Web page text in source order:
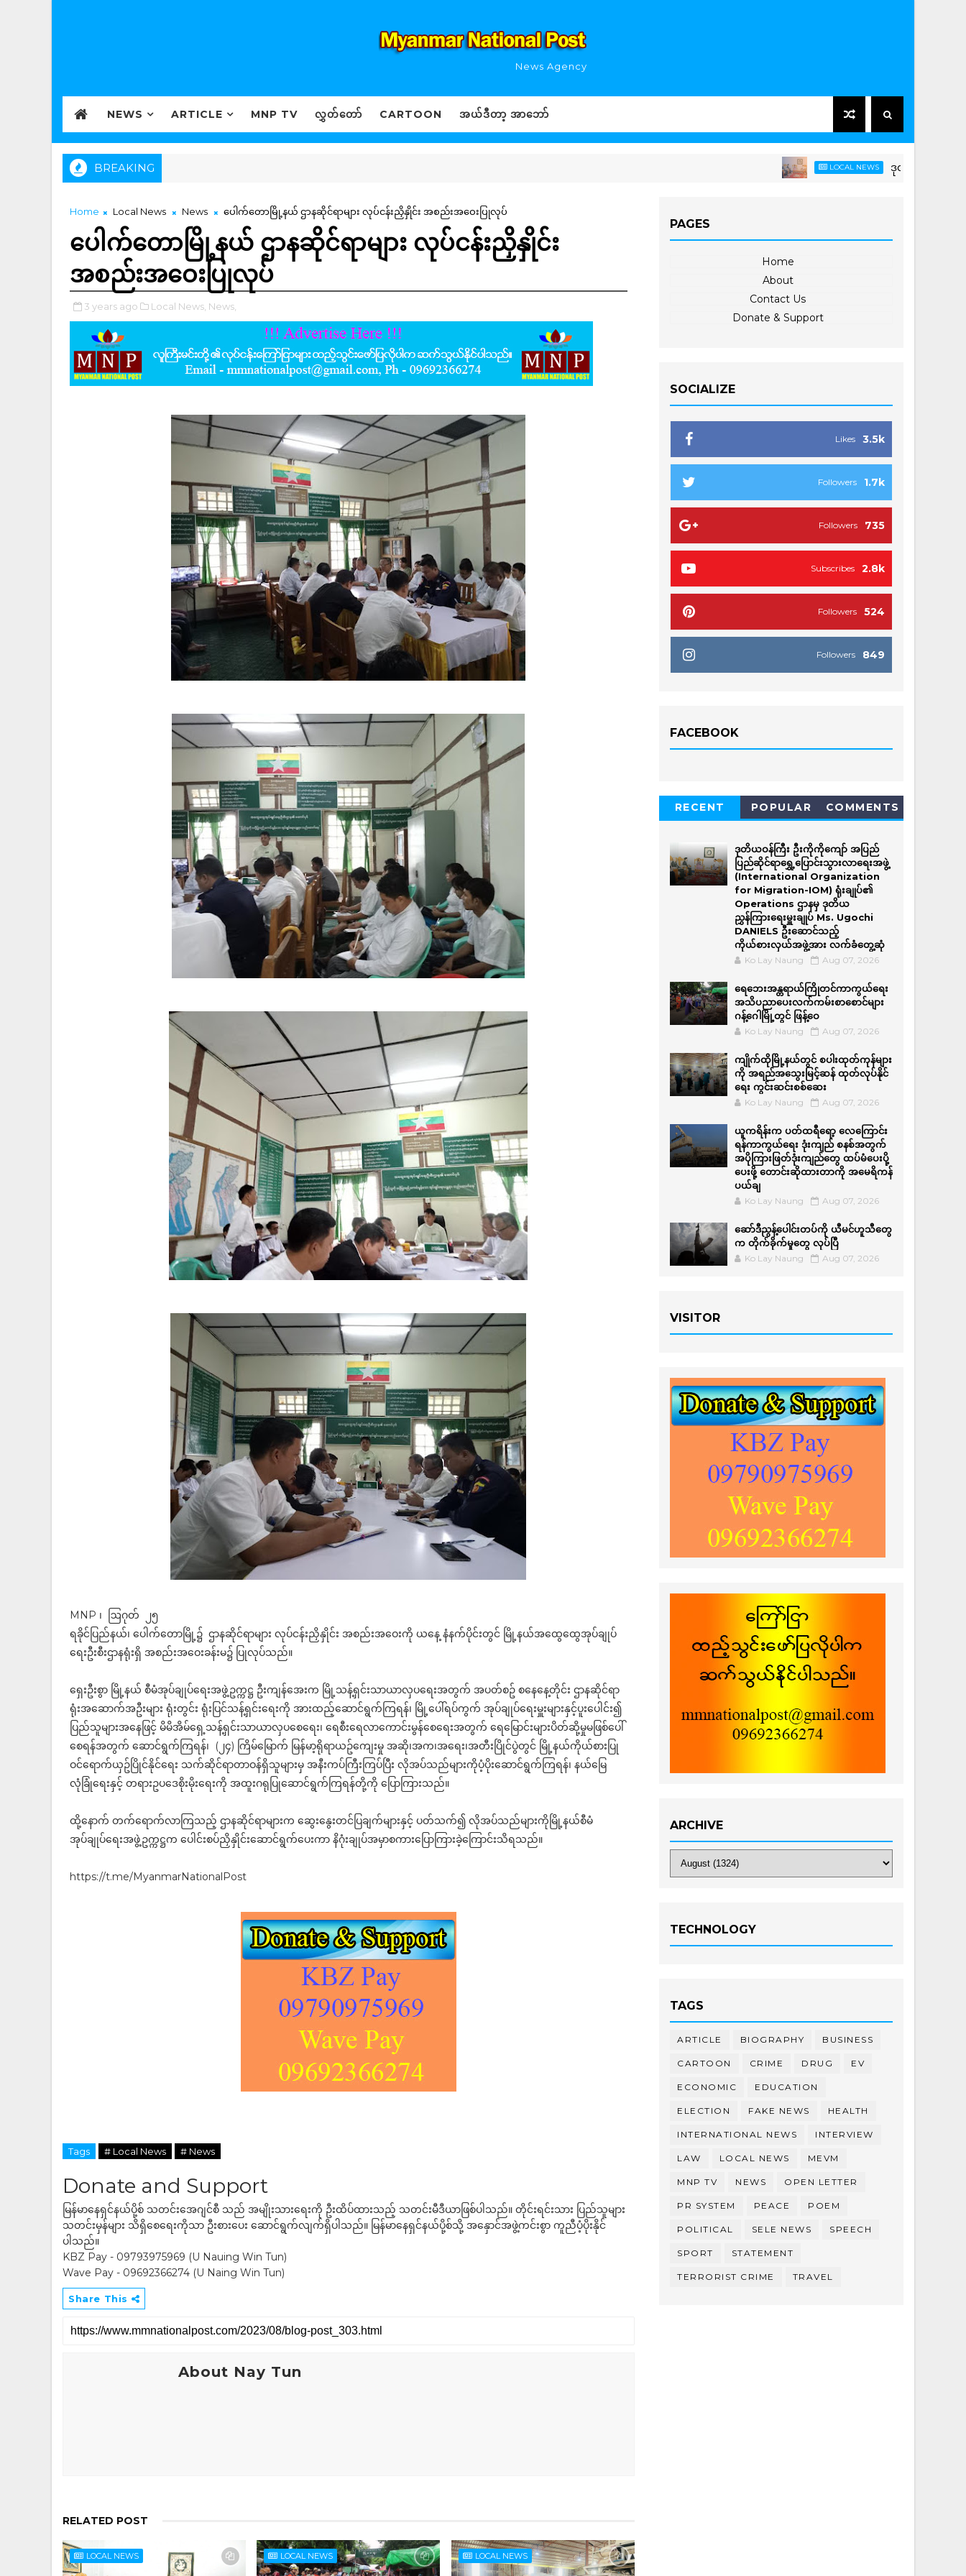
News Agency
NEWS ARTICLE MNP TV လွှတ်တော် CARTOON အယ်ဒီတာ့ အာဘော်
BREAKING LOCAL NEWS ဒုတိယဝန်ကြီး ဦးကိုကိုကျော်
Home Local News News ပေါက်တောမြို့နယ် ဌာနဆိုင်ရာများ လုပ်ငန်းညှိနှိုင်း အစည်းအဝေးပြုလုပ်
ပေါက်တောမြို့နယ် ဌာနဆိုင်ရာများ လုပ်ငန်းညှိနှိုင်း
အစည်းအဝေးပြုလုပ်
3 years ago Local News, News,
MNP ၊ ဩဂုတ် ၂၅
ရခိုင်ပြည်နယ်၊ ပေါက်တောမြို့၌ ဌာနဆိုင်ရာများ လုပ်ငန်းညှိနှိုင်း အစည်းအဝေးကို ယနေ့ နံနက်ပိုင်းတွင် မြို့နယ်အထွေထွေအုပ်ချုပ်
ရေးဦးစီးဌာနရုံးရှိ အစည်းအဝေးခန်းမ၌ ပြုလုပ်သည်။
ရှေးဦးစွာ မြို့နယ် စီမံအုပ်ချုပ်ရေးအဖွဲ့ဥက္ကဋ္ဌ ဦးကျန်အေးက မြို့သန့်ရှင်းသာယာလှပရေးအတွက် အပတ်စဥ် စနေနေ့တိုင်း ဌာနဆိုင်ရာ
ရုံးအဆောက်အဦးများ ရုံးတွင်း ရုံးပြင်သန့်ရှင်းရေးကို အားထည့်ဆောင်ရွက်ကြရန်၊ မြို့ပေါ်ရပ်ကွက် အုပ်ချုပ်ရေးမှူးများနှင့်ပူးပေါင်း၍
ပြည်သူများအနေဖြင့် မိမိအိမ်ရှေ့သန့်ရှင်းသာယာလှပစေရေး၊ ရေစီးရေလာကောင်းမွန်စေရေးအတွက် ရေမြောင်းများပိတ်ဆို့မှုမဖြစ်ပေါ်
စေရန်အတွက် ဆောင်ရွက်ကြရန်၊ (၂၄) ကြိမ်မြောက် မြန်မာ့ရိုရာယဥ်ကျေးမှု အဆို၊အက၊အရေး၊အတီးပြိုင်ပွဲတွင် မြို့နယ်ကိုယ်စားပြု
ဝင်ရောက်ယှဥ်ပြိုင်နိုင်ရေး သက်ဆိုင်ရာတာဝန်ရှိသူများမှ အနီးကပ်ကြီးကြပ်ပြီး လိုအပ်သည်များကိုပံ့ပိုးဆောင်ရွက်ကြရန်၊ နယ်မြေ
လုံခြုံရေးနှင့် တရားဥပဒေစိုးမိုးရေးကို အထူးဂရုပြုဆောင်ရွက်ကြရန်တို့ကို ပြောကြားသည်။
ထို့နောက် တက်ရောက်လာကြသည့် ဌာနဆိုင်ရာများက ဆွေးနွေးတင်ပြချက်များနှင့် ပတ်သက်၍ လိုအပ်သည်များကိုမြို့နယ်စီမံ
အုပ်ချုပ်ရေးအဖွဲ့ဥက္ကဋ္ဌက ပေါင်းစပ်ညှိနှိုင်းဆောင်ရွက်ပေးကာ နိဂုံးချုပ်အမှာစကားပြောကြားခဲ့ကြောင်းသိရသည်။
https://t.me/MyanmarNationalPost
Tags # Local News # News
Donate and Support
မြန်မာနေရှင်နယ်ပို့စ် သတင်းအေဂျင်စီ သည် အမျိုးသားရေးကို ဦးထိပ်ထားသည့် သတင်းမီဒီယာဖြစ်ပါသည်။ တိုင်းရင်းသား ပြည်သူများ
သတင်းမှန်များ သိရှိစေရေးကိုသာ ဦးစားပေး ဆောင်ရွက်လျက်ရှိပါသည်။ မြန်မာနေရှင်နယ်ပို့စ်သို့ အနှောင်အဖွဲ့ကင်းစွာ ကူညီပံ့ပိုးနိုင်
ပါသည်။
KBZ Pay - 09793975969 (U Nauing Win Tun)
Wave Pay - 09692366274 (U Naing Win Tun)
Share This
About Nay Tun
RELATED POST
LOCAL NEWS LOCAL NEWS LOCAL NEWS
PAGES
Home
About
Contact Us
Donate & Support
SOCIALIZE
3.5k
Likes
1.7k
Followers
735
Followers
2.8k
Subscribes
524
Followers
849
Followers
FACEBOOK
RECENT POPULAR COMMENTS
ဒုတိယဝန်ကြီး ဦးကိုကိုကျော် အပြည်
ပြည်ဆိုင်ရာရွှေ့ပြောင်းသွားလာရေးအဖွဲ့
(International Organization
for Migration-IOM) ရုံးချုပ်၏
Operations ဌာနမှ ဒုတိယ
ညွှန်ကြားရေးမှူးချုပ် Ms. Ugochi
DANIELS ဦးဆောင်သည့်
ကိုယ်စားလှယ်အဖွဲ့အား လက်ခံတွေ့ဆုံ
Ko Lay Naung Aug 07, 2026
ရေဘေးအန္တရာယ်ကြိုတင်ကာကွယ်ရေး
အသိပညာပေးလက်ကမ်းစာစောင်များ
ဂန့်ဂေါမြို့တွင် ဖြန့်ဝေ
Ko Lay Naung Aug 07, 2026
ကျိုက်ထိုမြို့နယ်တွင် စပါးထုတ်ကုန်များ
ကို အရည်အ‌သွေးမြင့်ဆန် ထုတ်လုပ်နိုင်
ရေး ကွင်းဆင်းစစ်ဆေး
Ko Lay Naung Aug 07, 2026
ယူကရိန်းက ပတ်ထရီရော့ လေကြောင်း
ရန်ကာကွယ်ရေး ဒုံးကျည် စနစ်အတွက်
အပိုကြားဖြတ်ဒုံးကျည်တွေ ထပ်မံပေးပို့
ပေးဖို့ တောင်းဆိုထားတာကို အမေရိကန်
ပယ်ချ
Ko Lay Naung Aug 07, 2026
ဆော်ဒီညွန့်ပေါင်းတပ်ကို ယီမင်ဟူသီတွေ
က တိုက်ခိုက်မှုတွေ လုပ်ပြီ
Ko Lay Naung Aug 07, 2026
VISITOR
ARCHIVE
TECHNOLOGY
TAGS
ARTICLE BIOGRAPHY BUSINESS
CARTOON CRIME DRUG EV
ECONOMIC EDUCATION
ELECTION FAKE NEWS HEALTH
INTERNATIONAL NEWS INTERVIEW
LAW LOCAL NEWS MEVM
MNP TV NEWS OPEN LETTER
PR SYSTEM PEACE POEM
POLITICAL SELE NEWS SPEECH
SPORT STATEMENT
TERRORIST CRIME TRAVEL